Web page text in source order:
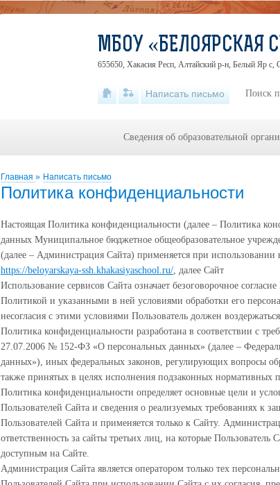
Главная » Написать письмо
Политика конфиденциальности
Настоящая Политика конфиденциальности (далее – Политика
данных Муниципальное бюджетное общеобразовательное
(далее – Администрация Сайта) применяется при использовании
https://beloyarskaya-ssh.khakasiyaschool.ru/, далее Сайт
Использование сервисов Сайта означает безоговорочное
Политикой и указанными в ней условиями обработки его
несогласия с этими условиями Пользователь должен
Политика конфиденциальности разработана в соответствии с
27.07.2006 № 152-ФЗ «О персональных данных» (далее –
данных»), иных федеральных законов, регулирующих вопросы
также принятых в целях исполнения подзаконных нормативных
Политика конфиденциальности определяет основные цели и
Пользователей Сайта и сведения о реализуемых требованиях к
Пользователей Сайта и применяется только к Сайту.
ответственность за сайты третьих лиц, на которые
доступным на Сайте.
Администрация Сайта является оператором только тех
МБОУ «БЕЛОЯРСКАЯ
655650, Хакасия Респ, Алтайский р-н, Белый Яр с,
Написать письмо
Сведения об образовательной